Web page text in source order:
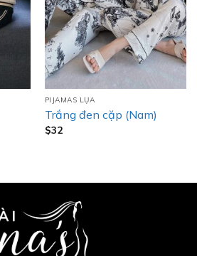
PIJAMAS LỤA
Trắng đen cặp (Nam)
$32